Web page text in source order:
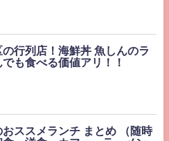
の行列店！海鮮丼 魚しんのラ
も食べる価値アリ！！
おススメランチ まとめ （随時